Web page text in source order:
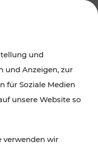
06.05.2019
leicht
und
und Anzeigen, zur
für Soziale Medien
unsere Website so
verwenden wir